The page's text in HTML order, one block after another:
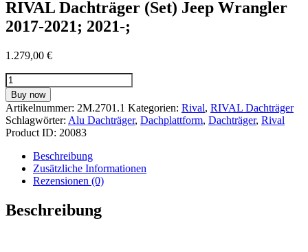
RIVAL Dachträger (Set) Jeep Wrangler
2017-2021; 2021-;
1.279,00 €
RIVAL
Dachträger
(Set)
Jeep
Wrangler
2017-
2021;
2021-;
Menge
Buy now
Artikelnummer: 2M.2701.1 Kategorien: Rival, RIVAL Dachträger
Schlagwörter: Alu Dachträger, Dachplattform, Dachträger, Rival
Product ID: 20083
Beschreibung
Zusätzliche Informationen
Rezensionen (0)
Beschreibung